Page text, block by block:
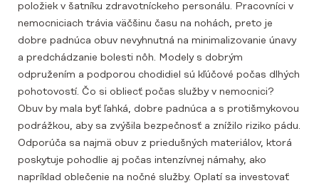
položiek v šatníku zdravotníckeho personálu. Pracovníci v
nemocniciach trávia väčšinu času na nohách, preto je
dobre padnúca obuv nevyhnutná na minimalizovanie únavy
a predchádzanie bolesti nôh. Modely s dobrým
odpružením a podporou chodidiel sú kľúčové počas dlhých
pohotovostí. Čo si obliecť počas služby v nemocnici?
Obuv by mala byť ľahká, dobre padnúca a s protišmykovou
podrážkou, aby sa zvýšila bezpečnosť a znížilo riziko pádu.
Odporúča sa najmä obuv z priedušných materiálov, ktorá
poskytuje pohodlie aj počas intenzívnej námahy, ako
napríklad oblečenie na nočné služby. Oplatí sa investovať